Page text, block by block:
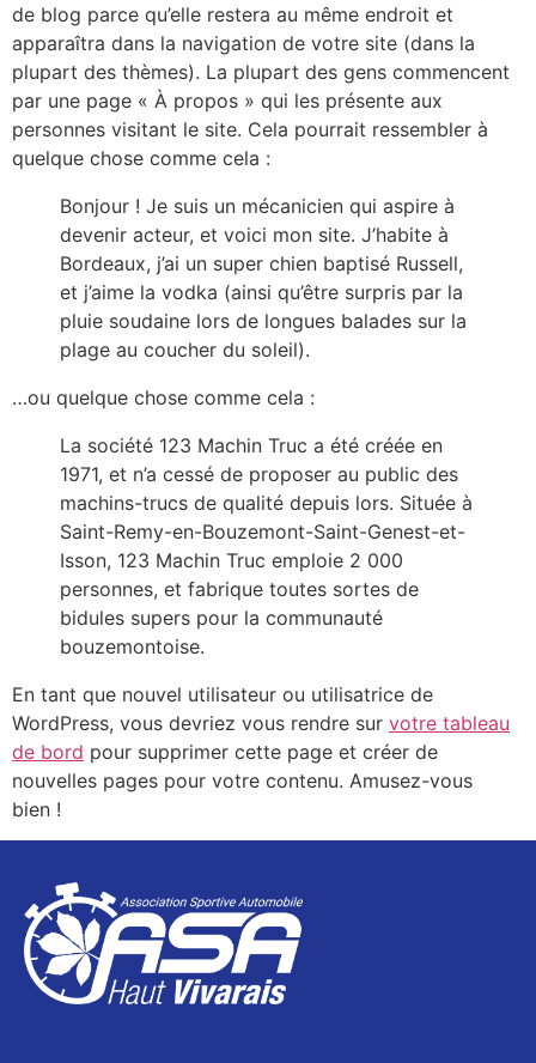
de blog parce qu’elle restera au même endroit et
apparaîtra dans la navigation de votre site (dans la
plupart des thèmes). La plupart des gens commencent
par une page « À propos » qui les présente aux
personnes visitant le site. Cela pourrait ressembler à
quelque chose comme cela :
Bonjour ! Je suis un mécanicien qui aspire à
devenir acteur, et voici mon site. J’habite à
Bordeaux, j’ai un super chien baptisé Russell,
et j’aime la vodka (ainsi qu’être surpris par la
pluie soudaine lors de longues balades sur la
plage au coucher du soleil).
…ou quelque chose comme cela :
La société 123 Machin Truc a été créée en
1971, et n’a cessé de proposer au public des
machins-trucs de qualité depuis lors. Située à
Saint-Remy-en-Bouzemont-Saint-Genest-et-
Isson, 123 Machin Truc emploie 2 000
personnes, et fabrique toutes sortes de
bidules supers pour la communauté
bouzemontoise.
En tant que nouvel utilisateur ou utilisatrice de
WordPress, vous devriez vous rendre sur votre tableau
de bord pour supprimer cette page et créer de
nouvelles pages pour votre contenu. Amusez-vous
bien !